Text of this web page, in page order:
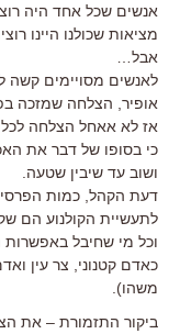
אנשים שכל אחד היה
מציאות שכולנו היינו
אבל…
אופיר, הצלחה שמזכה
אז לא אאחל הצלחה לכל
כי בסופו של דבר את
ושוב עד שיבין שטעה.
דעת הקהל, כמות
לתעשיית הקולנוע הם
וכל מי שחיבל באפשרות
כאדם קטנוני, צר עין
משהו).
ביקור התזמורת – את